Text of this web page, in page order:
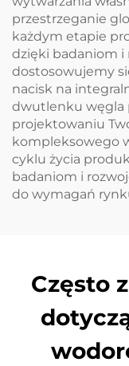
przestrzeganie
każdym etapie
dzięki badaniom i
dostosowujemy
nacisk na
dwutlenku węgla
projektowaniu
kompleksowego
cyklu życia
badaniom i
do wymagań
Często